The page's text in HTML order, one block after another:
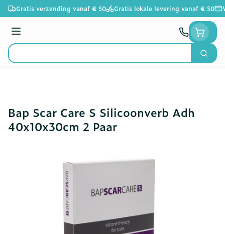
Ga naar de inhoud
Gratis verzending vanaf € 50 Gratis lokale levering vanaf € 50
Menu
Product, merk, categorie...
Zoek
Bap Scar Care S Silicoonverb Adh
40x10x30cm 2 Paar